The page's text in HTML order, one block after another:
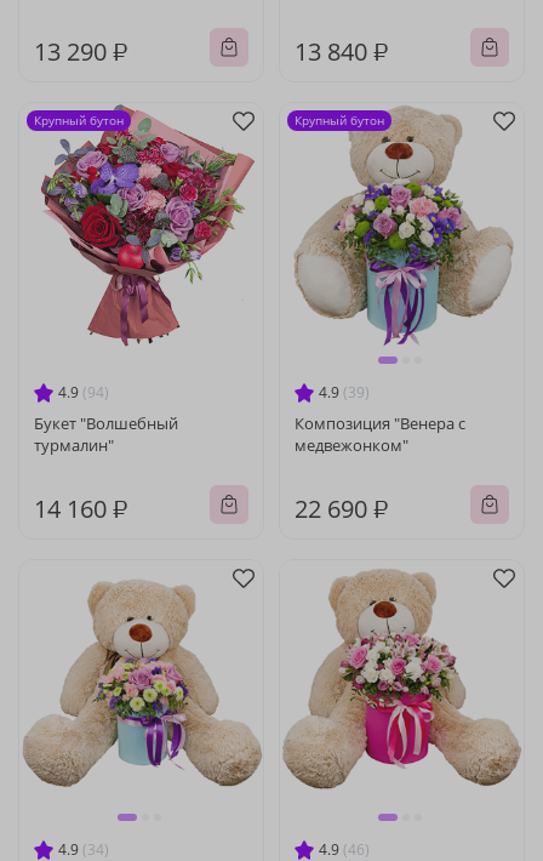
13 290 ₽ 13 840 ₽
4.9 (94)
Букет "Волшебный
турмалин"
14 160 ₽
Крупный бутон
4.9 (39)
Композиция "Венера с
медвежонком"
22 690 ₽
Крупный бутон
4.9 (34) 4.9 (46)